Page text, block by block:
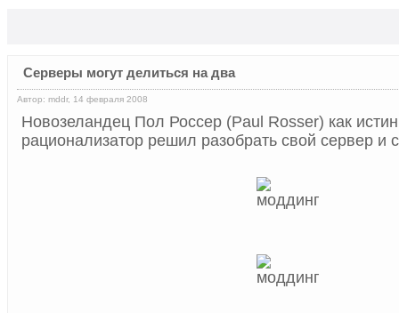
Серверы могут делиться на два
Автор: mddr, 14 февраля 2008
Новозеландец Пол Россер (Paul Rosser) как
рационализатор решил разобрать свой сервер и